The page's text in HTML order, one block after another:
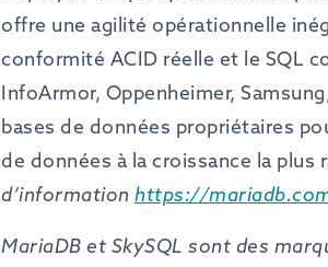
offre une agilité opérationnelle
conformité ACID réelle et le SQL
InfoArmor, Oppenheimer,
bases de données propriétaires
de données à la croissance la plus
d’information https://
MariaDB et SkySQL sont des